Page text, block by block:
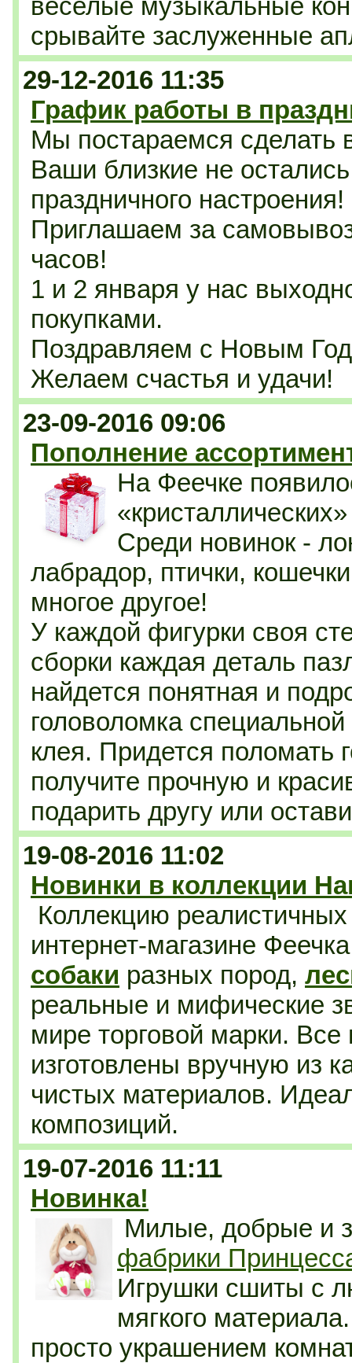
веселые музыкальные
срывайте заслуженные
29-12-2016 11:35
График работы в
Мы постараемся сделать
Ваши близкие не
праздничного настроения!
Приглашаем за
часов!
1 и 2 января у нас
покупками.
Поздравляем с Новым
Желаем счастья и удачи!
23-09-2016 09:06
Пополнение
На Феечке
Среди новинок -
лабрадор, птички,
многое другое!
У каждой фигурки своя
сборки каждая деталь
найдется понятная и
головоломка
клея. Придется поломать
получите прочную и
подарить другу или
19-08-2016 11:02
Новинки в коллекции
Коллекцию
интернет-магазине
собаки разных пород,
реальные и мифические
мире торговой марки. Все
изготовлены вручную из
чистых материалов.
композиций.
19-07-2016 11:11
Новинка!
Милые, добрые и
фабрики
Игрушки сшиты с
мягкого
просто украшением